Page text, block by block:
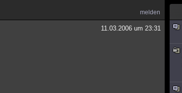
melden
11.03.2006 um 23:31